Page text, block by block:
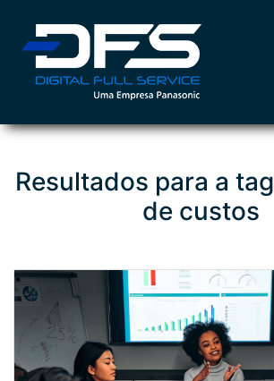
Resultados para a
de custos